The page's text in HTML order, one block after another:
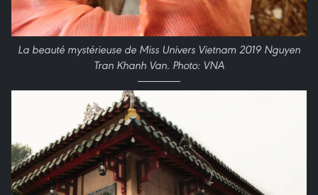
La beauté mystérieuse de Miss Univers Vietnam 2019 Nguyen
Tran Khanh Van. Photo: VNA